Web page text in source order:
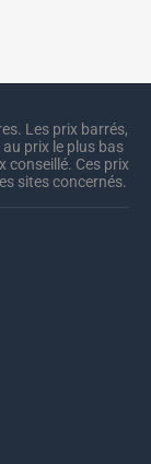
Les prix barrés,
prix le plus bas
conseillé. Ces prix
sites concernés.